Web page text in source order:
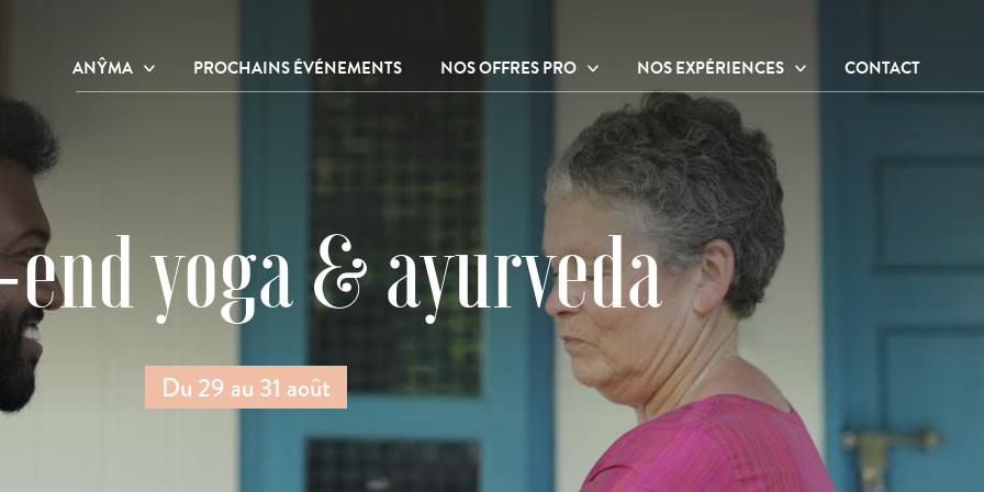
ANŶMA
Notre centre de bien-être et de
PROCHAINS ÉVÉNEMENTS NOS OFFRES PRO
Nos offres entreprises
NOS EXPÉRIENCES
Ateliers et activités
Hébergements
Sur place
À proximité
Nos praticiens
CONTACT
yoga & ayurveda
Du 29 au 31 août